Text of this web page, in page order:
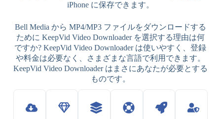
iPhone に保存できます。
Bell Media から MP4/MP3 ファイルをダウンロードする
ために KeepVid Video Downloader を選択する理由は何
ですか? KeepVid Video Downloader は使いやすく、登録
や料金は必要なく、さまざまな言語で利用できます。
KeepVid Video Downloader はまさにあなたが必要とする
ものです。